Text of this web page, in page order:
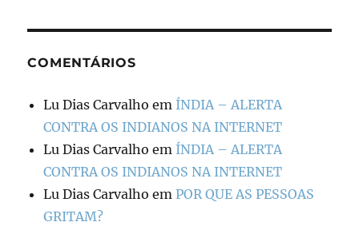
COMENTÁRIOS
Lu Dias Carvalho em ÍNDIA – ALERTA
CONTRA OS INDIANOS NA INTERNET
Lu Dias Carvalho em ÍNDIA – ALERTA
CONTRA OS INDIANOS NA INTERNET
Lu Dias Carvalho emPOR QUE AS PESSOAS
GRITAM?